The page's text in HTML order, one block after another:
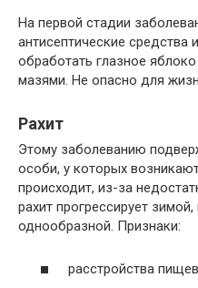
На первой стадии
антисептические
обработать глазное
мазями. Не опасно для
Рахит
Этому заболеванию
особи, у которых
происходит, из-за
рахит прогрессирует
однообразной. Признаки:
расстройства